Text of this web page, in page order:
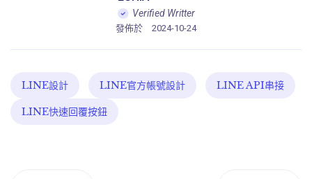
Verified Writter
發佈於 2024-10-24
LINE設計 LINE官方帳號設計 LINE API串接
LINE快速回覆按鈕